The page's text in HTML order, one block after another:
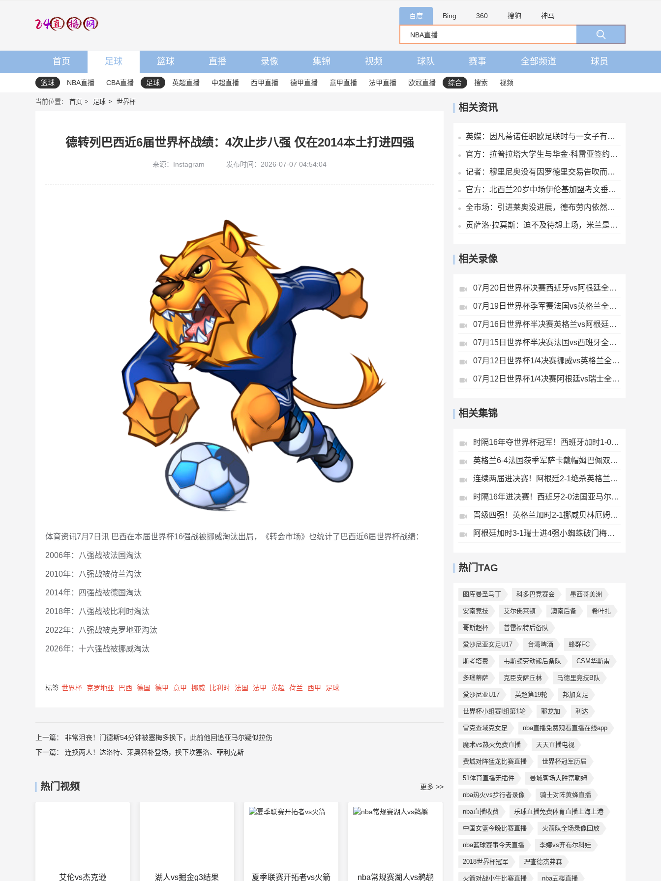
百度 Bing 360 搜狗 神马
首页 足球 篮球 直播 录像 集锦 视频 球队 赛事 全部频道 球员
篮球 NBA直播 CBA直播 足球 英超直播 中超直播 西甲直播 德甲直播 意甲直播 法甲直播 欧冠直播 综合 搜索 视频
当前位置： 首页 足球 世界杯
德转列巴西近6届世界杯战绩：4次止步八强 仅在2014本土打进四强
来源：Instagram 发布时间：2026-07-07 04:54:04
体育资讯7月7日讯 巴西在本届世界杯16强战被挪威淘汰出局，《转会市场》也统计了巴西近6届世界杯战绩：
2006年：八强战被法国淘汰
2010年：八强战被荷兰淘汰
2014年：四强战被德国淘汰
2018年：八强战被比利时淘汰
2022年：八强战被克罗地亚淘汰
2026年：十六强战被挪威淘汰
标签 世界杯 克罗地亚 巴西 德国 德甲 意甲 挪威 比利时 法国 法甲 英超 荷兰 西甲 足球
上一篇： 非常沮丧！门德斯54分钟被塞梅多换下，此前他回追亚马尔疑似拉伤
下一篇： 连换两人！达洛特、莱奥替补登场，换下坎塞洛、菲利克斯
热门视频 更多 >>
艾伦vs杰克逊 湖人vs掘金g3结果 夏季联赛开拓者vs火箭 nba常规赛湖人vs鹈鹕
相关资讯
英媒：因凡蒂诺任职欧足联时与一女子有染，欧足联付6位数封口费
官方：拉普拉塔大学生与华金·科雷亚签约两年
记者：穆里尼奥没有因罗德里交易告吹而愤怒，他完全信任现有球员
官方：北西兰20岁中场伊伦基加盟考文垂，据悉转会费3000万欧
全市场：引进莱奥没进展，德布劳内依然是加拉塔萨雷的引援目标
贡萨洛·拉莫斯：迫不及待想上场，米兰是世上最伟大的俱乐部之一
相关录像
07月20日世界杯决赛西班牙vs阿根廷全场录像
07月19日世界杯季军赛法国vs英格兰全场录像
07月16日世界杯半决赛英格兰vs阿根廷全场录像
07月15日世界杯半决赛法国vs西班牙全场录像
07月12日世界杯1/4决赛挪威vs英格兰全场录像
07月12日世界杯1/4决赛阿根廷vs瑞士全场录像
相关集锦
时隔16年夺世界杯冠军！西班牙加时1-0阿根廷费兰制胜恩佐染红
英格兰6-4法国获季军萨卡戴帽姆巴佩双响创纪录奥利塞2助+失良机
连续两届进决赛！阿根廷2-1绝杀英格兰劳塔罗恩佐破门梅西两助攻
时隔16年进决赛！西班牙2-0法国亚马尔造点奥亚萨瓦尔、波罗破门
晋级四强！英格兰加时2-1挪威贝林厄姆连场双响谢尔德鲁普破门
阿根廷加时3-1瑞士进4强小蜘蛛破门梅西助攻麦卡恩博洛假摔染红
热门TAG
图库曼圣马丁 科多巴竞赛会 墨西哥美洲
安南竞技 艾尔佛萊頓 澳南后备 希叶扎
哥斯超杯 普雷福特后备队
爱沙尼亚女足U17 台湾啤酒 蜂群FC
斯考塔费 韦斯顿劳动熊后备队 CSM华斯雷
多瑙蒂萨 克臣安萨丘林 马德里竞技B队
爱沙尼亚U17 英超第19轮 邦加女足
世界杯小组赛I组第1轮 耶龙加 利达
雷克查域克女足 nba直播免费观看直播在线app
魔术vs热火免费直播 天天直播电视
费城对阵猛龙比赛直播 世界杯冠军历届
51体育直播无插件 曼城客场大胜富勒姆
nba热火vs步行者录像 骑士对阵黄蜂直播
nba直播收费 乐球直播免费体育直播上海上港
中国女篮今晚比赛直播 火箭队全场录像回放
nba篮球赛事今天直播 李娜vs齐布尔科娃
2018世界杯冠军 理查德杰弗森
火箭对战小牛比赛直播 nba五楼直播